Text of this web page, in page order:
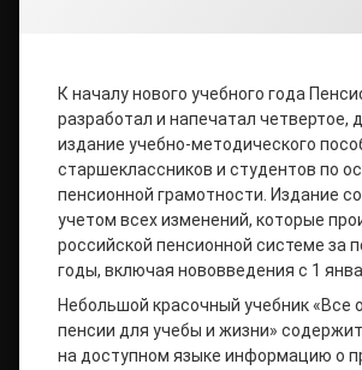
К началу нового учебного года
разработал и напечатал четвертое,
издание учебно-методического
старшеклассников и студентов по
пенсионной грамотности. Издание
учетом всех изменений, которые
российской пенсионной системе за
годы, включая нововведения с 1
Небольшой красочный учебник «Все
пенсии для учебы и жизни»
на доступном языке информацию о